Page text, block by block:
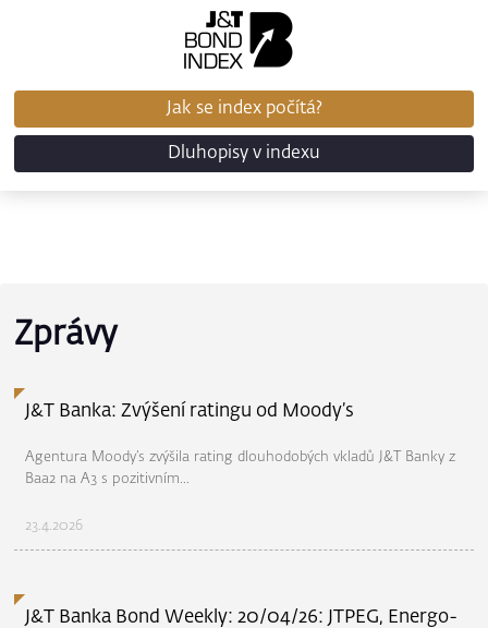
Jak se index počítá?
Dluhopisy v indexu
Zprávy
J&T Banka: Zvýšení ratingu od Moody’s
Agentura Moody’s zvýšila rating dlouhodobých vkladů J&T Banky z
Baa2 na A3 s pozitivním...
23.4.2026
J&T Banka Bond Weekly: 20/04/26: JTPEG, Energo-